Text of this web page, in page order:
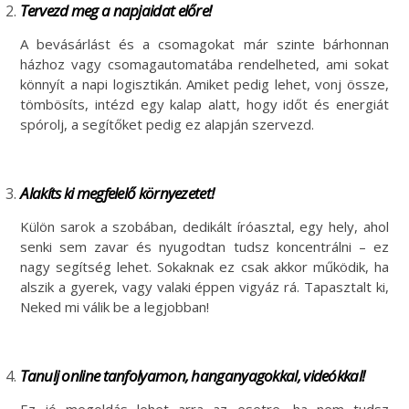
Tervezd meg a napjaidat előre!
A bevásárlást és a csomagokat már szinte bárhonnan
házhoz vagy csomagautomatába rendelheted, ami sokat
könnyít a napi logisztikán. Amiket pedig lehet, vonj össze,
tömbösíts, intézd egy kalap alatt, hogy időt és energiát
spórolj, a segítőket pedig ez alapján szervezd.
Alakíts ki megfelelő környezetet!
Külön sarok a szobában, dedikált íróasztal, egy hely, ahol
senki sem zavar és nyugodtan tudsz koncentrálni – ez
nagy segítség lehet. Sokaknak ez csak akkor működik, ha
alszik a gyerek, vagy valaki éppen vigyáz rá. Tapasztalt ki,
Neked mi válik be a legjobban!
Tanulj online tanfolyamon, hanganyagokkal, videókkal!